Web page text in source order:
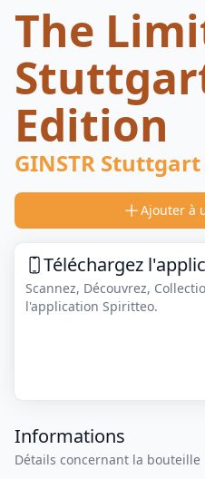
The
Edition
GINSTR
Ajouter à
Téléchargez
Scannez, Découvrez,
l'application Spiritteo.
Informations
Détails concernant la bouteille